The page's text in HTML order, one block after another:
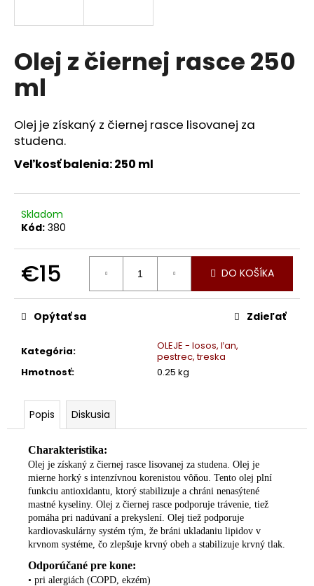
Olej z čiernej rasce 250
ml
Olej je získaný z čiernej rasce lisovanej za
studena.
Veľkosť balenia: 250 ml
Skladom
Kód: 380
€15
cena:
DO KOŠÍKA
Kategória:
OLEJE - losos, ľan,
pestrec, treska
Hmotnosť: 0.25 kg
Opýtať sa Zdieľať
Popis Diskusia
Charakteristika:
Olej je získaný z čiernej rasce lisovanej za studena. Olej je
mierne horký s intenzívnou korenistou vôňou. Tento olej plní
funkciu antioxidantu, ktorý stabilizuje a chráni nenasýtené
mastné kyseliny. Olej z čiernej rasce podporuje trávenie, tiež
pomáha pri nadúvaní a prekyslení. Olej tiež podporuje
kardiovaskulárny systém tým, že bráni ukladaniu lipidov v
krvnom systéme, čo zlepšuje krvný obeh a stabilizuje krvný tlak.
Odporúčané pre kone:
• pri alergiách (COPD, ekzém)
s
ť
?
HĽADAŤ
O
p
o
ú
č
m
LOSOSOVÝ
OLEJ
€10